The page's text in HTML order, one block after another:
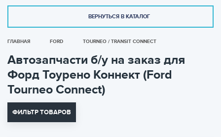
ВЕРНУТЬСЯ В КАТАЛОГ
ГЛАВНАЯ FORD TOURNEO / TRANSIT CONNECT
Автозапчасти б/у на заказ для
Форд Тоурено Коннект (Ford
Tourneo Connect)
ФИЛЬТР ТОВАРОВ